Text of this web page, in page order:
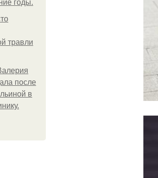
годы.
травли
после
в